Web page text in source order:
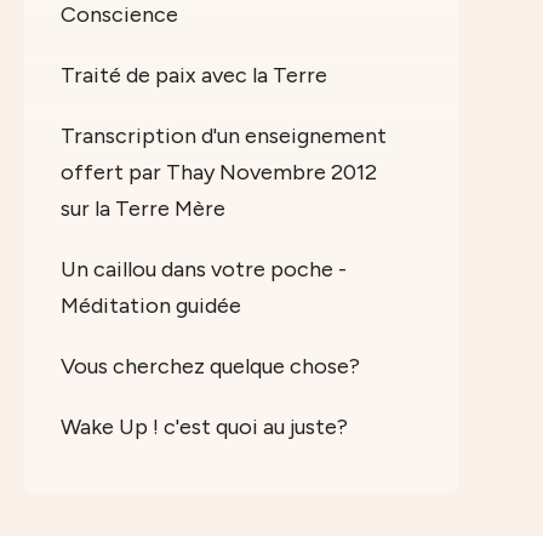
Conscience
Traité de paix avec la Terre
Transcription d'un enseignement
offert par Thay Novembre 2012
sur la Terre Mère
Un caillou dans votre poche -
Méditation guidée
Vous cherchez quelque chose?
Wake Up ! c'est quoi au juste?